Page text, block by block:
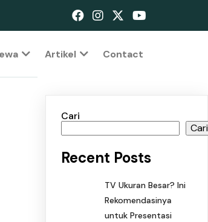
Artikel Contact
Cari
Cari
Recent Posts
TV Ukuran Besar? Ini
Rekomendasinya
untuk Presentasi